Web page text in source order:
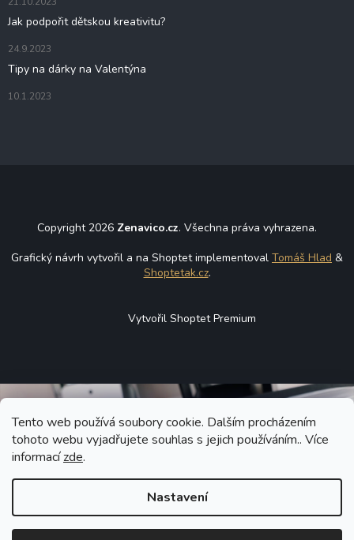
Tento web používá soubory cookie. Dalším procházením
tohoto webu vyjadřujete souhlas s jejich používáním.. Více
informacízde.
Nastavení
Jak podpořit dětskou kreativitu?
24.9.2023
Tipy na dárky na Valentýna
10.1.2023
Copyright 2026 Zenavico.cz. Všechna práva vyhrazena.
Grafický návrh vytvořil a na Shoptet implementoval Tomáš Hlad &
Shoptetak.cz.
Vytvořil Shoptet Premium